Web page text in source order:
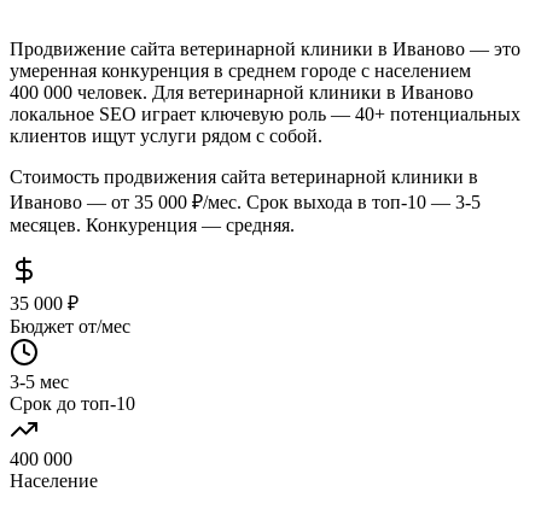
Продвижение сайта ветеринарной клиники в Иваново — это
умеренная конкуренция в среднем городе с населением
400 000 человек. Для ветеринарной клиники в Иваново
локальное SEO играет ключевую роль — 40+ потенциальных
клиентов ищут услуги рядом с собой.
Стоимость продвижения сайта ветеринарной клиники в
Иваново — от 35 000 ₽/мес. Срок выхода в топ-10 — 3-5
месяцев. Конкуренция — средняя.
35 000 ₽
Бюджет от/мес
3-5 мес
Срок до топ-10
400 000
Население